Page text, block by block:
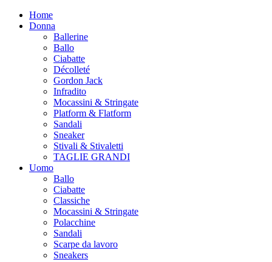
Home
Donna
Ballerine
Ballo
Ciabatte
Décolleté
Gordon Jack
Infradito
Mocassini & Stringate
Platform & Flatform
Sandali
Sneaker
Stivali & Stivaletti
TAGLIE GRANDI
Uomo
Ballo
Ciabatte
Classiche
Mocassini & Stringate
Polacchine
Sandali
Scarpe da lavoro
Sneakers